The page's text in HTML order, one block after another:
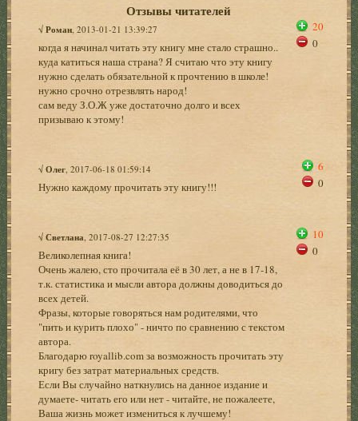
Отзывы читателей
√Роман , 2013-01-21 13:39:27
когда я начинал читать эту книгу мне стало страшно..
куда катиться наша страна? Я считаю что эту книгу
нужно сделать обязательной к прочтению в школе!
нужно срочно отрезвлять народ!
сам веду З.О.Ж уже достаточно долго и всех
призываю к этому!
20
0
√Олег , 2017-06-18 01:59:14
Нужно каждому прочитать эту книгу!!!
6
0
√Светлана , 2017-08-27 12:27:35
Великолепная книга!
Очень жалею, сто прочитала её в 30 лет, а не в 17-18,
т.к. статистика и мысли автора должны доводиться до
всех детей.
Фразы, которые говоряться нам родителями, что
"пить и курить плохо" - ничто по сравнению с текстом
автора.
Благодарю royallib.com за возможность прочитать эту
кригу без затрат материальных средств.
Если Вы случайно наткнулись на данное издание и
думаете- читать его или нет - читайте, не пожалеете,
Ваша жизнь может измениться к лучшему!
10
0